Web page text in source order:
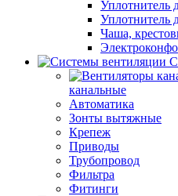
Уплотнитель
Уплотнитель
Чаша,
канальные
Автоматика
Зонты вытяжные
Крепеж
Приводы
Трубопровод
Фильтра
Фитинги